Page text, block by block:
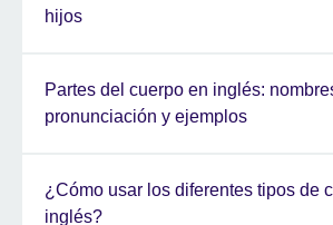
hijos
Partes del cuerpo en inglés:
pronunciación y ejemplos
¿Cómo usar los diferentes tipos de
inglés?